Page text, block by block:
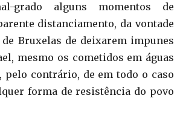
grado alguns momentos de
distanciamento, da vontade
Bruxelas de deixarem impunes
mesmo os cometidos em águas
pelo contrário, de em todo o caso
forma de resistência do povo